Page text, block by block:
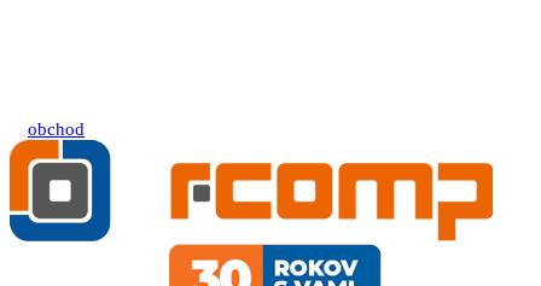
obchod